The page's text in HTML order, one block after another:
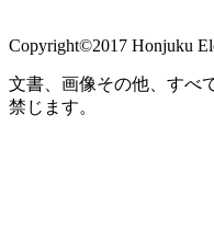
Copyright©2017 Honjuku
文書、画像その他、すべ
禁じます。